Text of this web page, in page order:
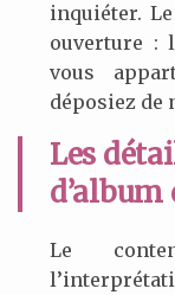
inquiéter.
ouverture :
vous
déposiez de
Les
Le